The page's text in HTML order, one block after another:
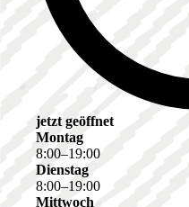
jetzt geöffnet
Montag
8:00–19:00
Dienstag
8:00–19:00
Mittwoch